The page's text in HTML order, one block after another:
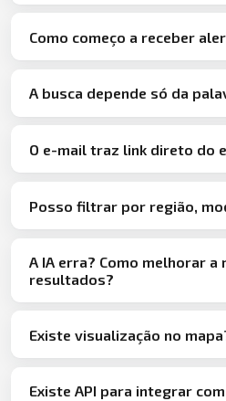
Como começo a receber
A busca depende só da
O e-mail traz link direto do
Posso filtrar por região,
A IA erra? Como melhorar a
resultados?
Existe visualização no
Existe API para integrar